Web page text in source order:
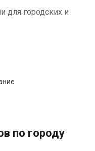
для городских и
по городу